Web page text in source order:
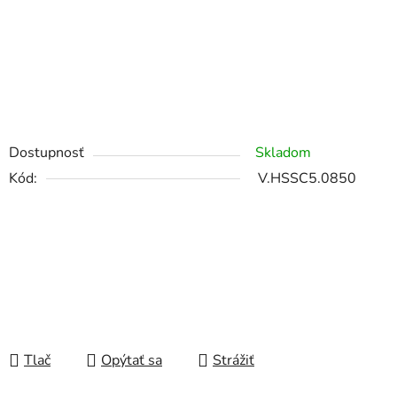
Dostupnosť
Skladom
Kód:
V.HSSC5.0850
Tlač Opýtať sa Strážiť